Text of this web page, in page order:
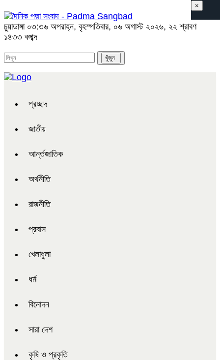
চুয়াডাঙ্গা ০৩:৩৬ অপরাহ্ন, বৃহস্পতিবার, ০৬ অগাস্ট ২০২৬, ২২ শ্রাবণ
১৪৩৩ বঙ্গাব্দ
প্রচ্ছদ
জাতীয়
আর্ন্তজাতিক
অর্থনীতি
রাজনীতি
প্রবাস
খেলাধুলা
ধর্ম
বিনোদন
সারা দেশ
কৃষি ও প্রকৃতি
×